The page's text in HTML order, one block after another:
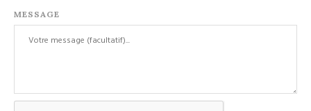
MESSAGE